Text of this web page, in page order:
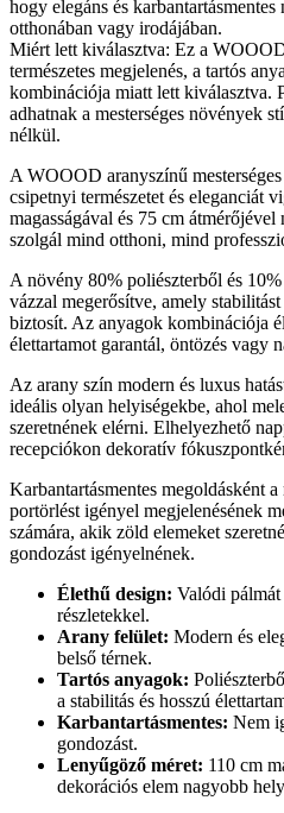
hogy elegáns és
otthonában vagy irodájában.
Miért lett kiválasztva: Ez a
természetes megjelenés, a tartós
kombinációja miatt lett kiválasztva.
adhatnak a mesterséges növények
nélkül.
A WOOOD aranyszínű
csipetnyi természetet és eleganciát
magasságával és 75 cm
szolgál mind otthoni, mind
A növény 80% poliészterből és
vázzal megerősítve, amely
biztosít. Az anyagok kombinációja
élettartamot garantál, öntözés vagy
Az arany szín modern és luxus
ideális olyan helyiségekbe, ahol
szeretnének elérni. Elhelyezhető
recepciókon dekoratív
Karbantartásmentes megoldásként
portörlést igényel megjelenésének
számára, akik zöld elemeket
gondozást igényelnének.
Élethű design: Valódi pálmát
részletekkel.
Arany felület: Modern és
belső térnek.
Tartós anyagok:
a stabilitás és hosszú
Karbantartásmentes: Nem
gondozást.
Lenyűgöző méret: 110 cm
dekorációs elem nagyobb